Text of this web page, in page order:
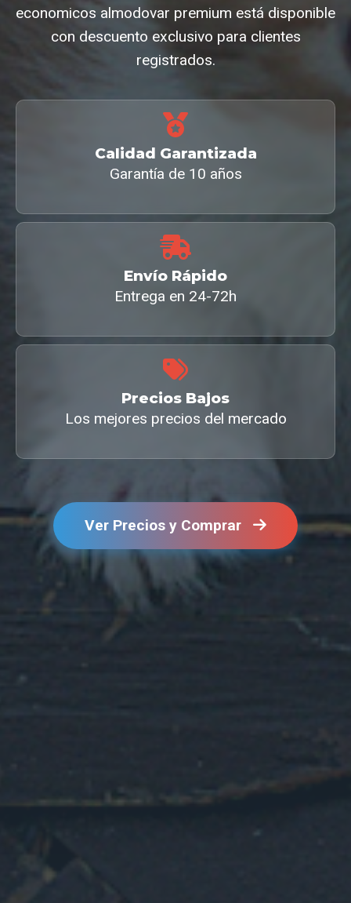
economicos almodovar premium está disponible
con descuento exclusivo para clientes
registrados.
Calidad Garantizada
Garantía de 10 años
Envío Rápido
Entrega en 24-72h
Precios Bajos
Los mejores precios del mercado
Ver Precios y Comprar